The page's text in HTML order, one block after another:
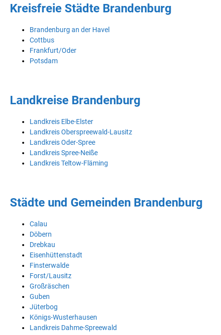
Kreisfreie Städte Brandenburg
Brandenburg an der Havel
Cottbus
Frankfurt/Oder
Potsdam
Landkreise Brandenburg
Landkreis Elbe-Elster
Landkreis Oberspreewald-Lausitz
Landkreis Oder-Spree
Landkreis Spree-Neiße
Landkreis Teltow-Fläming
Städte und Gemeinden Brandenburg
Calau
Döbern
Drebkau
Eisenhüttenstadt
Finsterwalde
Forst/Lausitz
Großräschen
Guben
Jüterbog
Königs-Wusterhausen
Landkreis Dahme-Spreewald